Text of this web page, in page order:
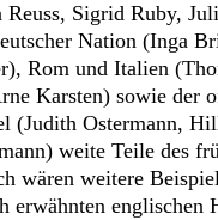
Reuss, Sigrid Ruby,
Nation (Inga
Rom und Italien
Karsten) sowie der
(Judith Ostermann,
weite Teile des
wären weitere
erwähnten